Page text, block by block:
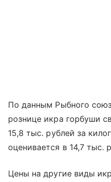
По данным Рыбного
рознице икра горбуши
15,8 тыс. рублей за
оценивается в 14,7 тыс.
Цены на другие виды